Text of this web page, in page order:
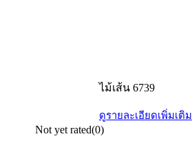
ไม้เส้น 6739
ดูรายละเอียดเพิ่มเติม
Not yet rated(0)